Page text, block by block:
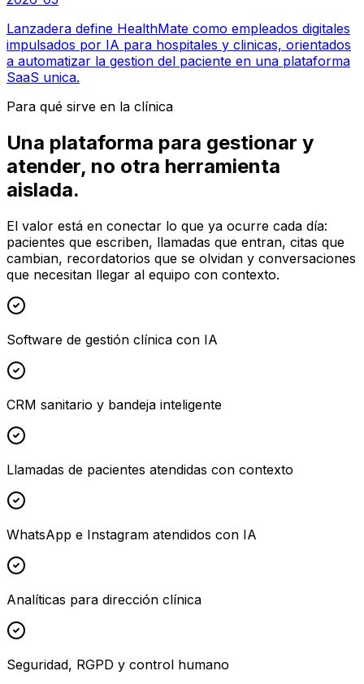
Lanzadera define HealthMate como empleados digitales
impulsados por IA para hospitales y clinicas, orientados
a automatizar la gestion del paciente en una plataforma
SaaS unica.
Para qué sirve en la clínica
Una plataforma para gestionar y
atender, no otra herramienta
aislada.
El valor está en conectar lo que ya ocurre cada día:
pacientes que escriben, llamadas que entran, citas que
cambian, recordatorios que se olvidan y conversaciones
que necesitan llegar al equipo con contexto.
Software de gestión clínica con IA
CRM sanitario y bandeja inteligente
Llamadas de pacientes atendidas con contexto
WhatsApp e Instagram atendidos con IA
Analíticas para dirección clínica
Seguridad, RGPD y control humano